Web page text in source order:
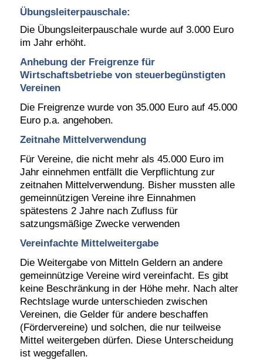
Übungsleiterpauschale:
Die Übungsleiterpauschale wurde auf 3.000 Euro
im Jahr erhöht.
Anhebung der Freigrenze für
Wirtschaftsbetriebe von steuerbegünstigten
Vereinen
Die Freigrenze wurde von 35.000 Euro auf 45.000
Euro p.a. angehoben.
Zeitnahe Mittelverwendung
Für Vereine, die nicht mehr als 45.000 Euro im
Jahr einnehmen entfällt die Verpflichtung zur
zeitnahen Mittelverwendung. Bisher mussten alle
gemeinnützigen Vereine ihre Einnahmen
spätestens 2 Jahre nach Zufluss für
satzungsmäßige Zwecke verwenden
Vereinfachte Mittelweitergabe
Die Weitergabe von Mitteln Geldern an andere
gemeinnützige Vereine wird vereinfacht. Es gibt
keine Beschränkung in der Höhe mehr. Nach alter
Rechtslage wurde unterschieden zwischen
Vereinen, die Gelder für andere beschaffen
(Fördervereine) und solchen, die nur teilweise
Mittel weitergeben dürfen. Diese Unterscheidung
ist weggefallen.